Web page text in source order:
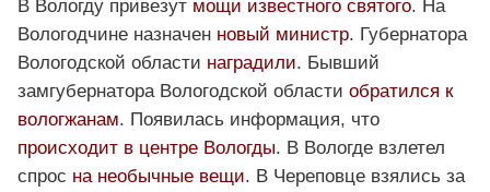
В Вологду привезут мощи известного святого. На
Вологодчине назначен новый министр. Губернатора
Вологодской области наградили. Бывший
замгубернатора Вологодской области обратился к
вологжанам. Появилась информация, что
происходит в центре Вологды. В Вологде взлетел
спрос на необычные вещи. В Череповце взялись за